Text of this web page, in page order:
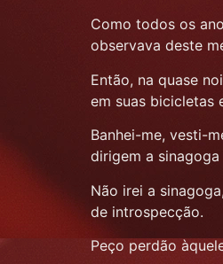
Como todos os
observava deste
Então, na quase
em suas bicicletas
Banhei-me, vesti-
dirigem a
Não irei a
de introspecção.
Peço perdão